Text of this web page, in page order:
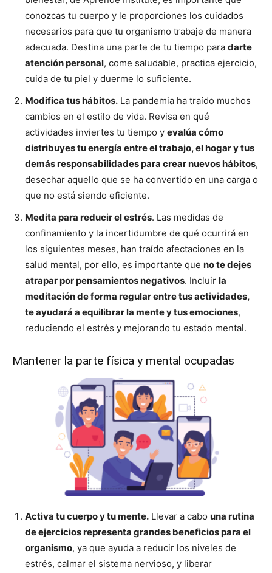
conozcas tu cuerpo y le proporciones los cuidados
necesarios para que tu organismo trabaje de manera
adecuada. Destina una parte de tu tiempo para darte
atención personal, come saludable, practica ejercicio,
cuida de tu piel y duerme lo suficiente.
Modifica tus hábitos. La pandemia ha traído muchos
cambios en el estilo de vida. Revisa en qué
actividades inviertes tu tiempo y evalúa cómo
distribuyes tu energía entre el trabajo, el hogar y tus
demás responsabilidades para crear nuevos hábitos,
desechar aquello que se ha convertido en una carga o
que no está siendo eficiente.
Medita para reducir el estrés. Las medidas de
confinamiento y la incertidumbre de qué ocurrirá en
los siguientes meses, han traído afectaciones en la
salud mental, por ello, es importante que no te dejes
atrapar por pensamientos negativos. Incluir la
meditación de forma regular entre tus actividades,
te ayudará a equilibrar la mente y tus emociones,
reduciendo el estrés y mejorando tu estado mental.
Mantener la parte física y mental ocupadas
Activa tu cuerpo y tu mente. Llevar a cabo una rutina
de ejercicios representa grandes beneficios para el
organismo, ya que ayuda a reducir los niveles de
estrés, calmar el sistema nervioso, y liberar